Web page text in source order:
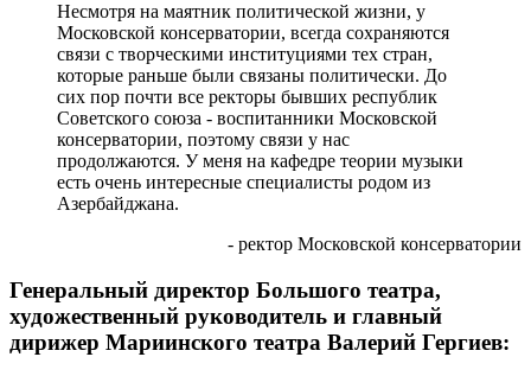
Несмотря на маятник политической жизни, у
Московской консерватории, всегда сохраняются
связи с творческими институциями тех стран,
которые раньше были связаны политически. До
сих пор почти все ректоры бывших республик
Советского союза - воспитанники Московской
консерватории, поэтому связи у нас
продолжаются. У меня на кафедре теории музыки
есть очень интересные специалисты родом из
Азербайджана.
- ректор Московской консерватории
Генеральный директор Большого театра,
художественный руководитель и главный
дирижер Мариинского театра Валерий Гергиев: